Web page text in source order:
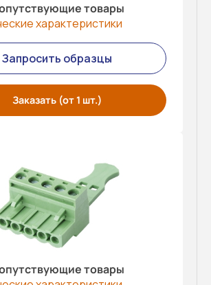
товары
характеристики
Запросить образцы
Заказать (от 1 шт.)
товары